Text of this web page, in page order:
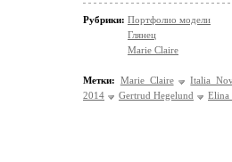
Рубрики: Портфолио модели
Глянец
Marie Claire
Метки: Marie Claire
Italia
2014
Gertrud Hegelund Elina